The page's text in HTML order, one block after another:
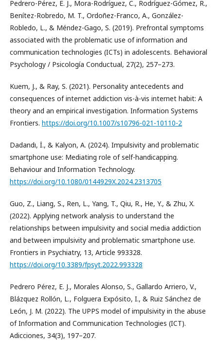
Pedrero-Pérez, E. J., Mora-Rodríguez, C., Rodríguez-Gómez, R.,
Benítez-Robredo, M. T., Ordoñez-Franco, A., González-
Robledo, L., & Méndez-Gago, S. (2019). Prefrontal symptoms
associated with the problematic use of information and
communication technologies (ICTs) in adolescents. Behavioral
Psychology / Psicología Conductual, 27(2), 257–273.
Kuem, J., & Ray, S. (2021). Personality antecedents and
consequences of internet addiction vis-à-vis internet habit: A
theory and an empirical investigation. Information Systems
Frontiers. https://doi.org/10.1007/s10796-021-10110-2
Dadandı, İ., & Kalyon, A. (2024). Impulsivity and problematic
smartphone use: Mediating role of self-handicapping.
Behaviour and Information Technology.
https://doi.org/10.1080/0144929X.2024.2313705
Guo, Z., Liang, S., Ren, L., Yang, T., Qiu, R., He, Y., & Zhu, X.
(2022). Applying network analysis to understand the
relationships between impulsivity and social media addiction
and between impulsivity and problematic smartphone use.
Frontiers in Psychiatry, 13, Article 993328.
https://doi.org/10.3389/fpsyt.2022.993328
Pedrero Pérez, E. J., Morales Alonso, S., Gallardo Arriero, V.,
Blázquez Rollón, L., Folguera Expósito, I., & Ruiz Sánchez de
León, J. M. (2022). The UPPS model of impulsivity in the abuse
of Information and Communication Technologies (ICT).
Adicciones, 34(3), 197–207.